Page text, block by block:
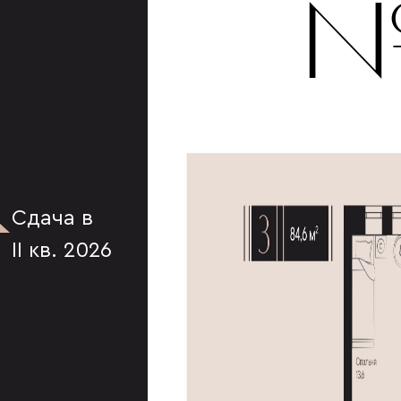
Сдача в
II кв. 2026